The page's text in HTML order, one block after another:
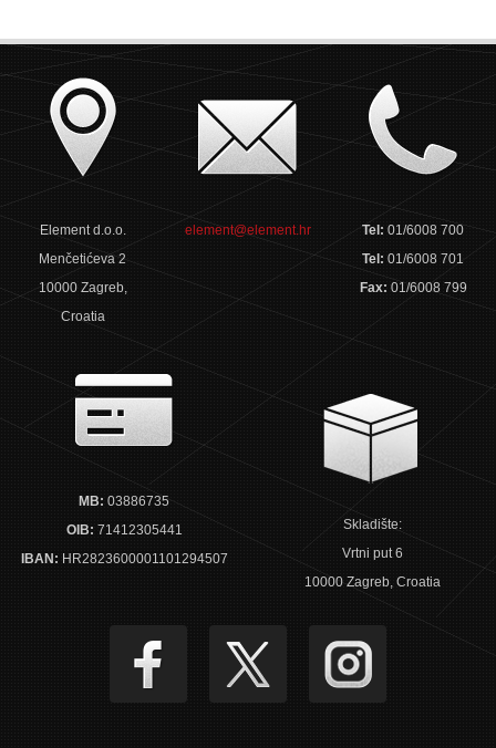
Element d.o.o.
Menčetićeva 2
10000 Zagreb,
Croatia
element@element.hr Tel:01/6008 700
Tel:01/6008 701
Fax: 01/6008 799
MB: 03886735
OIB: 71412305441
IBAN: HR2823600001101294507
Skladište:
Vrtni put 6
10000 Zagreb, Croatia